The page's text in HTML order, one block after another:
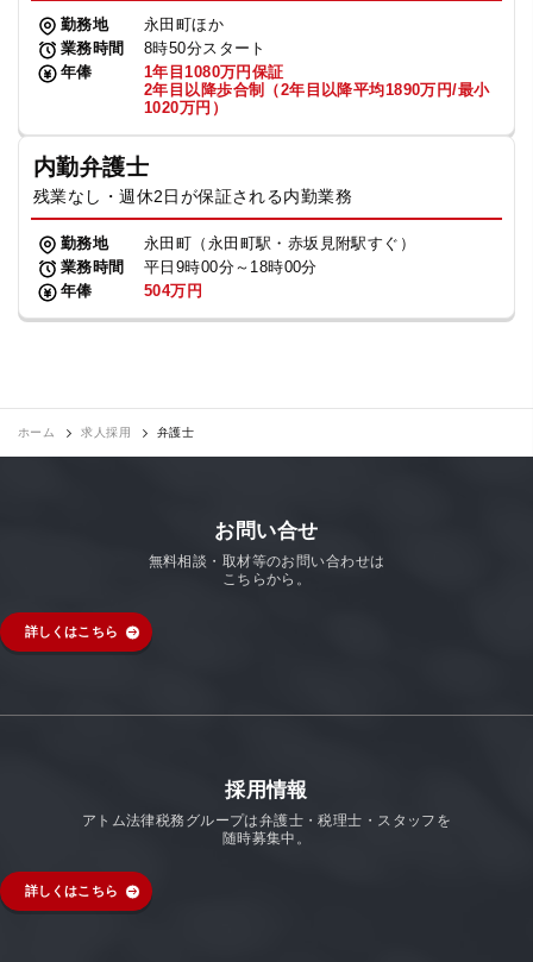
勤務地
永田町ほか
業務時間
8時50分スタート
年俸
1年目1080万円保証
2年目以降歩合制（2年目以降平均1890万円/最小
1020万円）
内勤弁護士
残業なし・週休2日が保証される内勤業務
勤務地
永田町（永田町駅・赤坂見附駅すぐ）
業務時間
平日9時00分～18時00分
年俸
504万円
ホーム 求人採用 弁護士
お問い合せ
無料相談・取材等のお問い合わせは
こちらから。
詳しくはこちら
採用情報
アトム法律税務グループは弁護士・税理士・スタッフを
随時募集中。
詳しくはこちら